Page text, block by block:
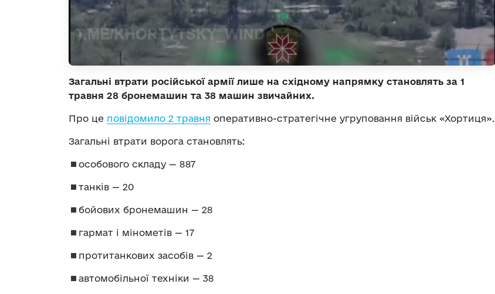
Загальні втрати російської армії лише на східному напрямку становлять за 1
травня 28 бронемашин та 38 машин звичайних.
Про це повідомило 2 травня оперативно-стратегічне угруповання військ «Хортиця».
Загальні втрати ворога становлять:
особового складу — 887
танків — 20
бойових бронемашин — 28
гармат і мінометів — 17
протитанкових засобів — 2
автомобільної техніки — 38